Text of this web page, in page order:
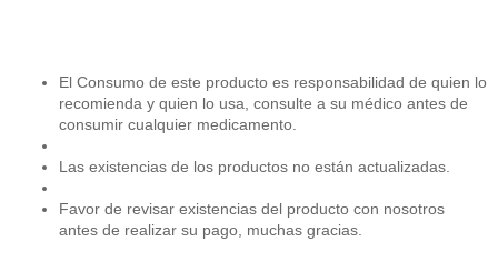
El Consumo de este producto es responsabilidad de quien lo
recomienda y quien lo usa, consulte a su médico antes de
consumir cualquier medicamento.
Las existencias de los productos no están actualizadas.
Favor de revisar existencias del producto con nosotros
antes de realizar su pago, muchas gracias.